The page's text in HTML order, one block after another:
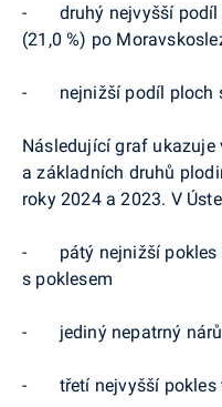
-
druhý nejvyšší
(21,0 %) po
- nejnižší podíl ploch
Následující graf
a základních druhů
roky 2024 a 2023. V
-
pátý nejnižší
s poklesem
- jediný nepatrný
- třetí nejvyšší